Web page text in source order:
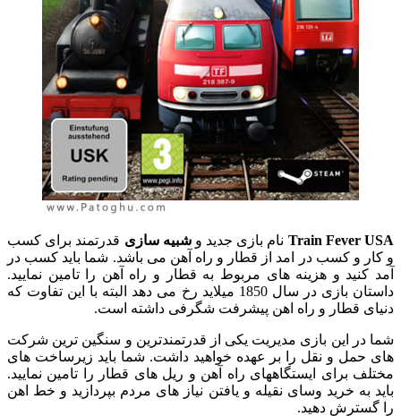
Train Fever USA نام بازی جدید وشبیه سازی قدرتمند برای کسب
و کار و کسب در امد از قطار و راه آهن می باشد. شما باید کسب در
آمد کنید و هزینه های مربوط به قطار و راه آهن را تامین نمایید.
داستان بازی در سال 1850 میلاید رخ می دهد البته با این تفاوت که
دنیای قطار و راه اهن پیشرفت شگرفی داشته است.
شما در این بازی مدیریت یکی از قدرتمندترین و سنگین ترین شرکت
های حمل و نقل را بر عهده خواهید داشت. شما باید زیرساخت های
مختلف برای ایستگاههای راه آهن و ریل های قطار را تامین نمایید.
باید به خرید وسای نقیله و یافتن نیاز های مردم بپردازید و خط اهن
را گسترش دهید.